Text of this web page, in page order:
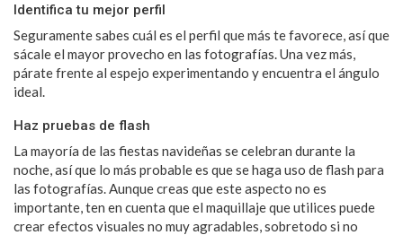
Identifica tu mejor perfil
Seguramente sabes cuál es el perfil que más te favorece, así que
sácale el mayor provecho en las fotografías. Una vez más,
párate frente al espejo experimentando y encuentra el ángulo
ideal.
Haz pruebas de flash
La mayoría de las fiestas navideñas se celebran durante la
noche, así que lo más probable es que se haga uso de flash para
las fotografías. Aunque creas que este aspecto no es
importante, ten en cuenta que el maquillaje que utilices puede
crear efectos visuales no muy agradables, sobretodo si no